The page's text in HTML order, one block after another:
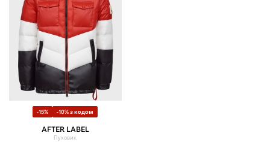
-15% -10% з кодом
AFTER LABEL
Пуховик